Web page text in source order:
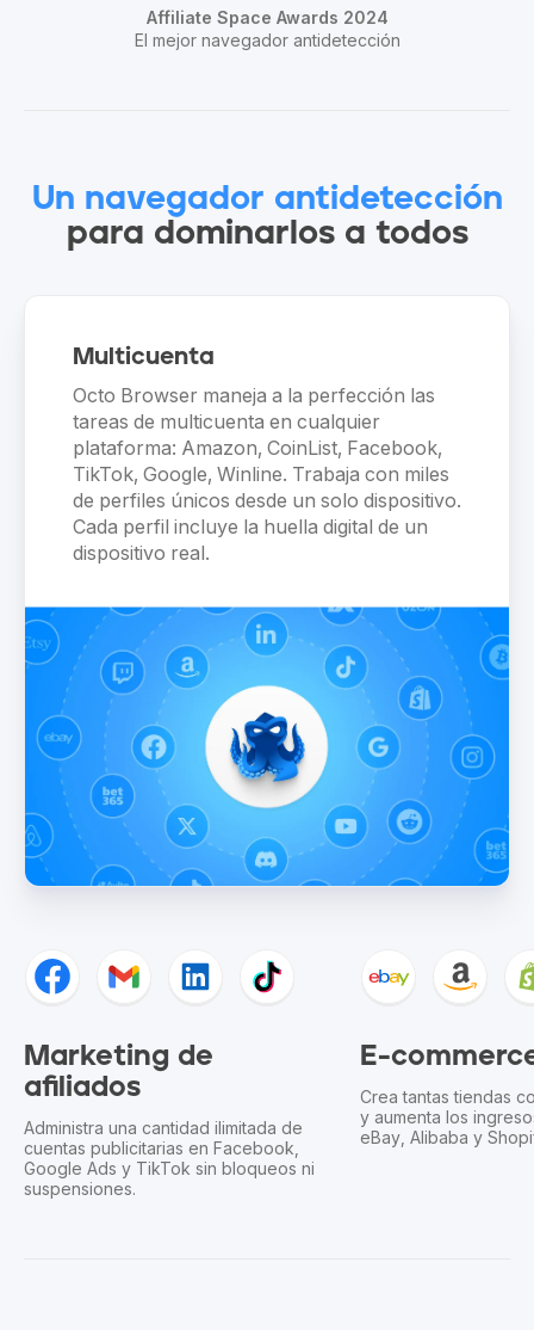
Affiliate Space Awards 2024
El mejor navegador antidetección
Un navegador antidetección
para dominarlos a todos
Multicuenta
Octo Browser maneja a la perfección las
tareas de multicuenta en cualquier
plataforma: Amazon, CoinList, Facebook,
TikTok, Google, Winline. Trabaja con miles
de perfiles únicos desde un solo dispositivo.
Cada perfil incluye la huella digital de un
dispositivo real.
E-commerce
Crea tantas tiendas como necesites
y aumenta los ingresos en Amazon,
eBay, Alibaba y Shopify.
airdrops
Optimiza tu
launchpads.